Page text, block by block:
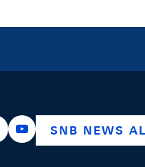
x.com/snb_bns
https://ch.linkedin.com/
https://SNB NEWS